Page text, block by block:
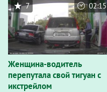
Женщина-водитель
перепутала свой тигуан с
икстрейлом
7 02:15